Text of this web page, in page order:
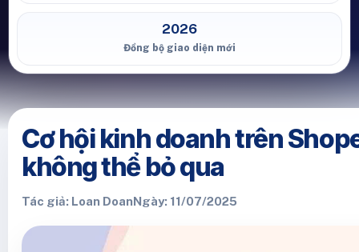
2026
Đồng bộ giao diện mới
Cơ hội kinh doanh trên
không thể bỏ qua
Tác giả: Loan DoanNgày: 11/07/2025